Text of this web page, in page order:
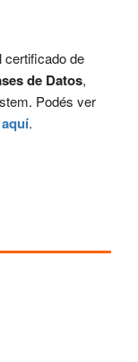
certificado de
de Datos,
Podés ver
.